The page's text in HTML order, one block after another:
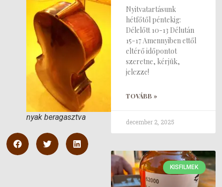
nyak beragasztva
Nyitvatartásunk
hétfőtől péntekig:
Délelőtt 10-13 Délután
15-17 Amennyiben ettől
eltérő időpontot
szeretne, kérjük,
jelezze!
TOVÁBB »
december 2, 2025
KISFILMEK